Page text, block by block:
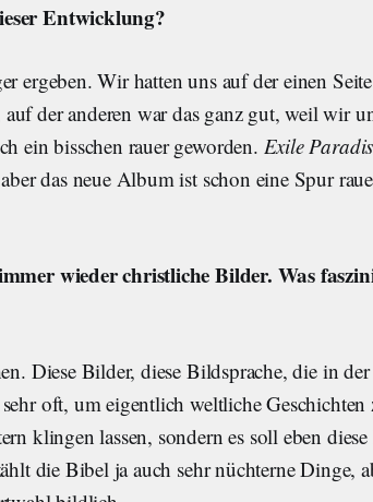
Entwicklung?
ergeben. Wir hatten uns auf der einen
der anderen war das ganz gut, weil wir
ein bisschen rauer geworden. Exile
das neue Album ist schon eine Spur
wieder christliche Bilder. Was
Diese Bilder, diese Bildsprache, die in
oft, um eigentlich weltliche
klingen lassen, sondern es soll eben
die Bibel ja auch sehr nüchterne Dinge,